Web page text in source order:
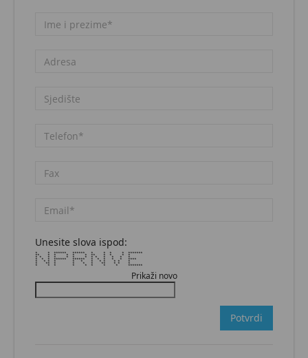
Unesite slova ispod:
* * ****** ****** * * * * *******
** * * * * * ** * * * *
* * * * * * * * * * * * *
* * * ****** ****** * * * * * ****
* * * * * * * * * * * *
* ** * * * * ** * * *
* * * * * * * * *******
Prikaži novo
Potvrdi